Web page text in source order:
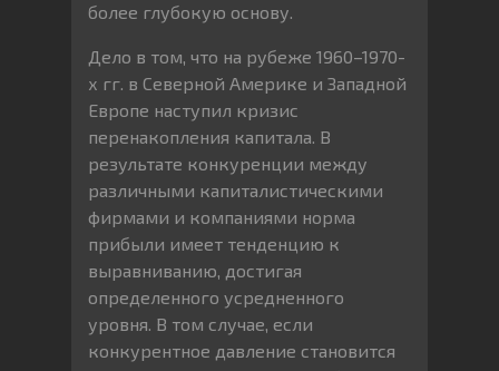
более глубокую основу.
Дело в том, что на рубеже 1960–1970-
х гг. в Северной Америке и Западной
Европе наступил кризис
перенакопления капитала. В
результате конкуренции между
различными капиталистическими
фирмами и компаниями норма
прибыли имеет тенденцию к
выравниванию, достигая
определенного усредненного
уровня. В том случае, если
конкурентное давление становится